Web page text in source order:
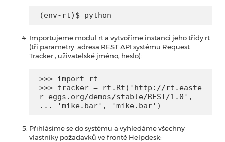
(env-rt)$ python
Importujeme modul rt a vytvoříme instanci jeho třídy rt
(tři parametry: adresa REST API systému Request
Tracker., uživatelské jméno, heslo):
>>> import rt
>>> tracker = rt.Rt('http://rt.easte
r-eggs.org/demos/stable/REST/1.0',
... 'mike.bar', 'mike.bar')
Přihlásíme se do systému a vyhledáme všechny
vlastníky požadavků ve frontě Helpdesk: